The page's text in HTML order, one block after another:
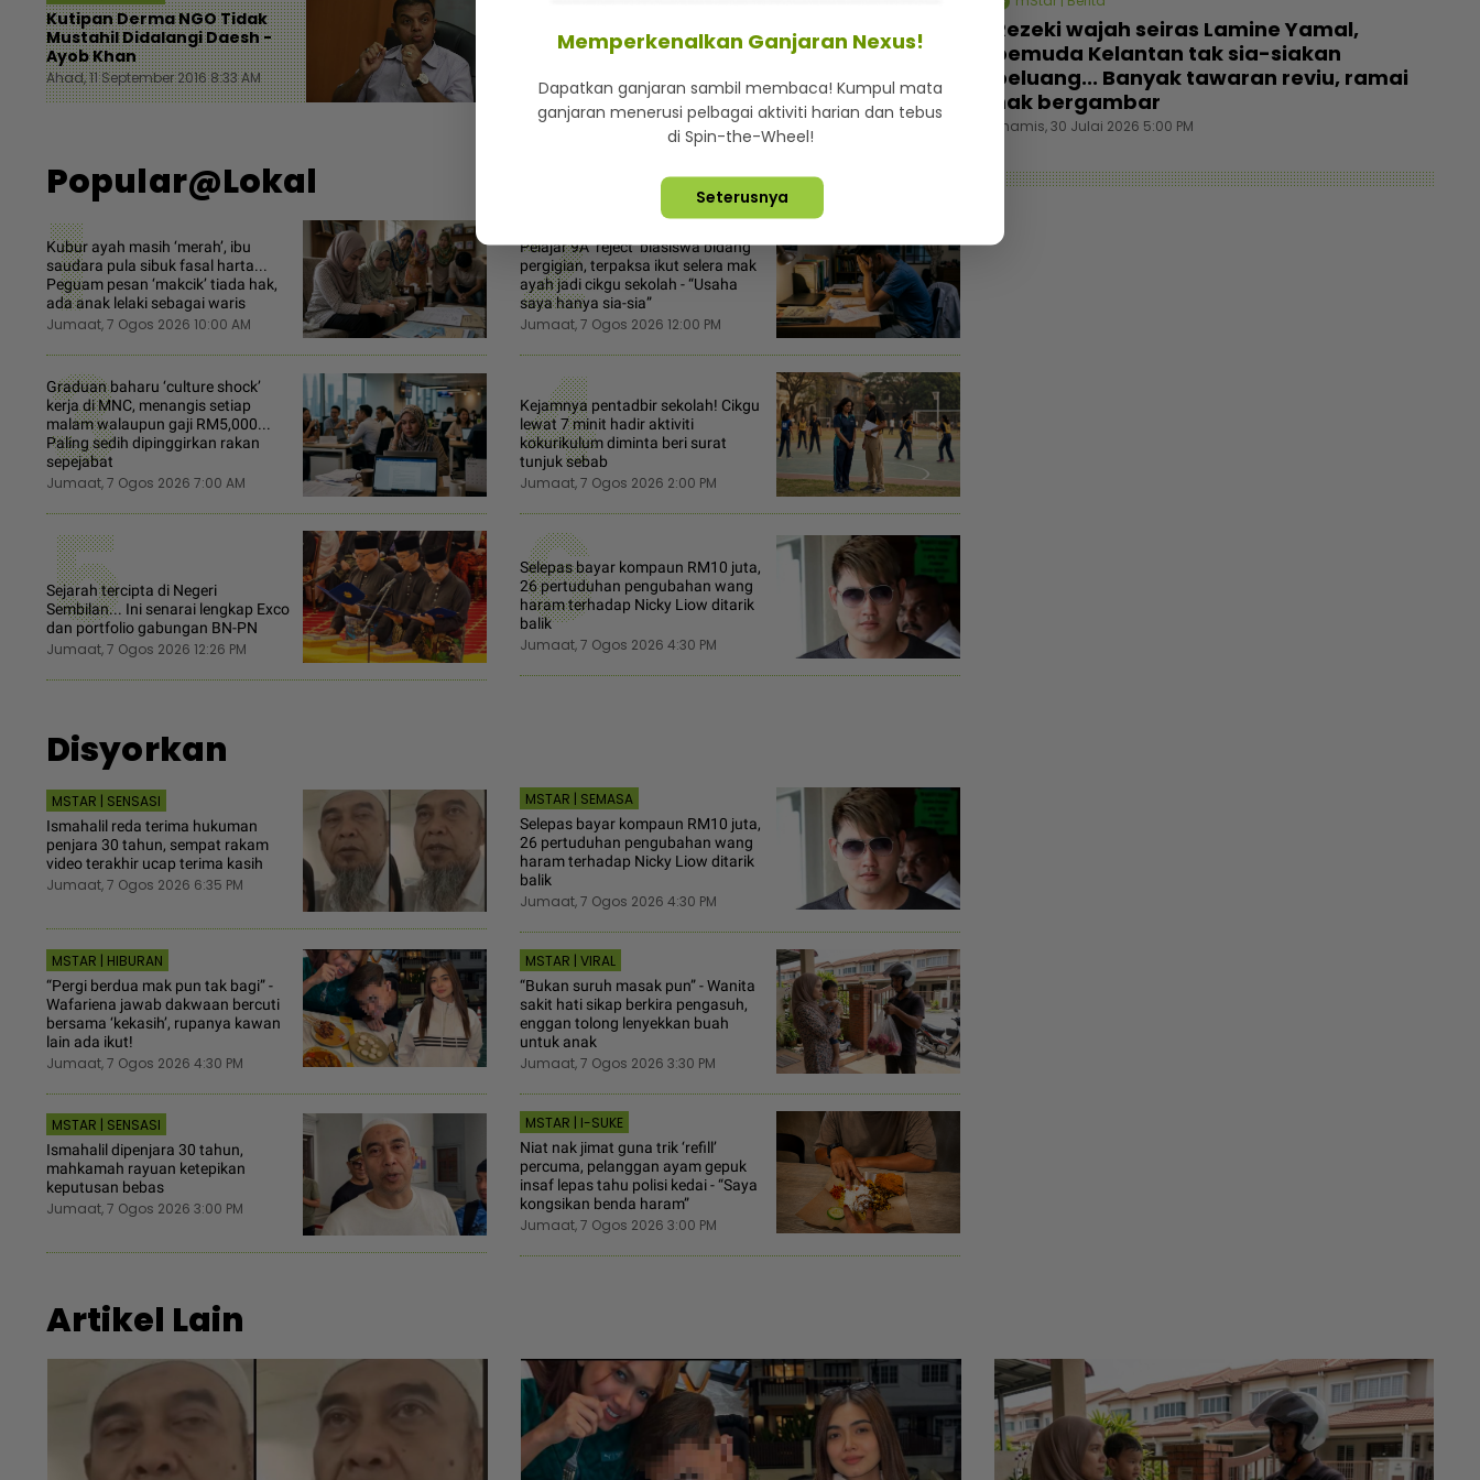
Kutipan Derma NGO Tidak
Mustahil Didalangi Daesh -
Ayob Khan
Ahad, 11 September 2016 8:33 AM
Anggota Puteri Umno
Ahad, 11 September 2016 7:37 AM
Popular@Lokal
1
Kubur ayah masih ‘merah’, ibu
saudara pula sibuk fasal harta...
Peguam pesan ‘makcik’ tiada hak,
ada anak lelaki sebagai waris
Jumaat, 7 Ogos 2026 10:00 AM 2
Pelajar 9A ‘reject’ biasiswa bidang
pergigian, terpaksa ikut selera mak
ayah jadi cikgu sekolah - “Usaha
saya hanya sia-sia”
Jumaat, 7 Ogos 2026 12:00 PM
3
Graduan baharu ‘culture shock’
kerja di MNC, menangis setiap
malam walaupun gaji RM5,000...
Paling sedih dipinggirkan rakan
sepejabat
Jumaat, 7 Ogos 2026 7:00 AM 4
Kejamnya pentadbir sekolah! Cikgu
lewat 7 minit hadir aktiviti
kokurikulum diminta beri surat
tunjuk sebab
Jumaat, 7 Ogos 2026 2:00 PM
5
Sejarah tercipta di Negeri
Sembilan... Ini senarai lengkap Exco
dan portfolio gabungan BN-PN
Jumaat, 7 Ogos 2026 12:26 PM 6
Selepas bayar kompaun RM10 juta,
26 pertuduhan pengubahan wang
haram terhadap Nicky Liow ditarik
balik
Jumaat, 7 Ogos 2026 4:30 PM
Disyorkan
MSTAR | SENSASI
Ismahalil reda terima hukuman
penjara 30 tahun, sempat rakam
video terakhir ucap terima kasih
Jumaat, 7 Ogos 2026 6:35 PM
MSTAR | SEMASA
Selepas bayar kompaun RM10 juta,
26 pertuduhan pengubahan wang
haram terhadap Nicky Liow ditarik
balik
Jumaat, 7 Ogos 2026 4:30 PM
MSTAR | HIBURAN
“Pergi berdua mak pun tak bagi” -
Wafariena jawab dakwaan bercuti
bersama ‘kekasih’, rupanya kawan
lain ada ikut!
Jumaat, 7 Ogos 2026 4:30 PM
MSTAR | VIRAL
“Bukan suruh masak pun” - Wanita
sakit hati sikap berkira pengasuh,
enggan tolong lenyekkan buah
untuk anak
Jumaat, 7 Ogos 2026 3:30 PM
MSTAR | SENSASI
Ismahalil dipenjara 30 tahun,
mahkamah rayuan ketepikan
keputusan bebas
Jumaat, 7 Ogos 2026 3:00 PM
MSTAR | I-SUKE
Niat nak jimat guna trik ‘refill’
percuma, pelanggan ayam gepuk
insaf lepas tahu polisi kedai - “Saya
kongsikan benda haram”
Jumaat, 7 Ogos 2026 3:00 PM
Rezeki wajah seiras Lamine Yamal,
pemuda Kelantan tak sia-siakan
peluang... Banyak tawaran reviu, ramai
nak bergambar
Khamis, 30 Julai 2026 5:00 PM
Artikel Lain
Memperkenalkan Ganjaran Nexus!
Dapatkan ganjaran sambil membaca! Kumpul mata
ganjaran menerusi pelbagai aktiviti harian dan tebus
di Spin-the-Wheel!
Seterusnya